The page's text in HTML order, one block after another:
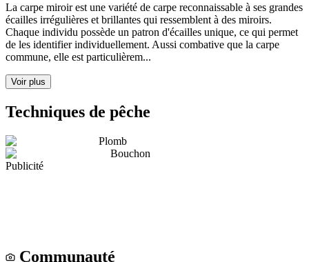
La carpe miroir est une variété de carpe reconnaissable à ses grandes
écailles irrégulières et brillantes qui ressemblent à des miroirs.
Chaque individu possède un patron d'écailles unique, ce qui permet
de les identifier individuellement. Aussi combative que la carpe
commune, elle est particulièrem...
Voir plus
Techniques de pêche
Plomb
Bouchon
Publicité
Communauté